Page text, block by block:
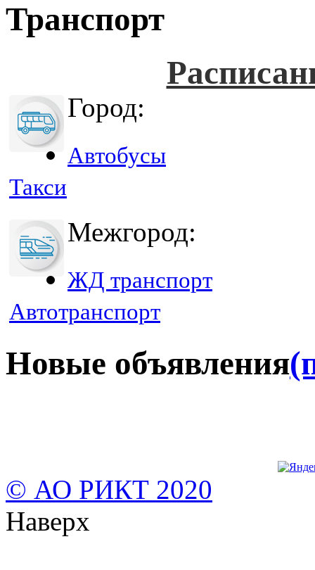
Транспорт
Город:
Автобусы
Такси
Межгород:
ЖД транспорт
Автотранспорт
Новые объявления
© АО РИКТ 2020
Наверх